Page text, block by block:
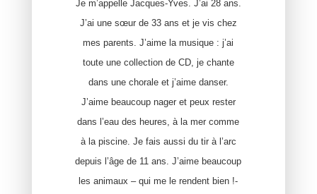
Je m’appelle Jacques-Yves. J’ai 28 ans.
J’ai une sœur de 33 ans et je vis chez
mes parents. J’aime la musique : j’ai
toute une collection de CD, je chante
dans une chorale et j’aime danser.
J’aime beaucoup nager et peux rester
dans l’eau des heures, à la mer comme
à la piscine. Je fais aussi du tir à l’arc
depuis l’âge de 11 ans. J’aime beaucoup
les animaux – qui me le rendent bien !-